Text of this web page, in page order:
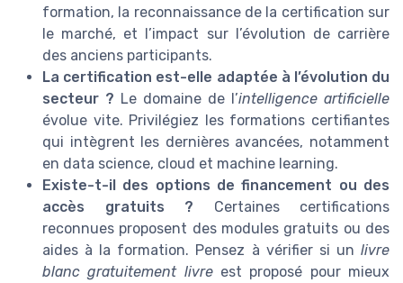
formation, la reconnaissance de la certification sur
le marché, et l’impact sur l’évolution de carrière
des anciens participants.
La certification est-elle adaptée à l’évolution du
secteur ? Le domaine de l’intelligence artificielle
évolue vite. Privilégiez les formations certifiantes
qui intègrent les dernières avancées, notamment
en data science, cloud et machine learning.
Existe-t-il des options de financement ou des
accès gratuits ? Certaines certifications
reconnues proposent des modules gratuits ou des
aides à la formation. Pensez à vérifier si un livre
blanc gratuitement livreest proposé pour mieux